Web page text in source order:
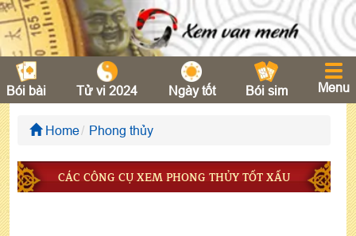
Bói bài Tử vi 2024 Ngày tốt Bói sim Menu
Home Phong thủy
CÁC CÔNG CỤ XEM PHONG THỦY TỐT XẤU